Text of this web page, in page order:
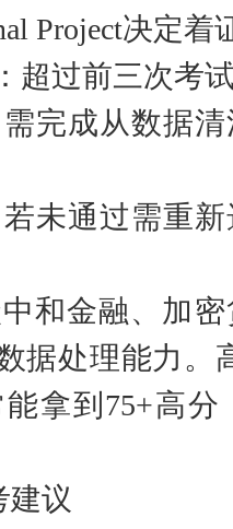
Project决定着
超过前三次考
完成从数据
未通过需重
和金融、加
据处理能力。
拿到75+高
建议